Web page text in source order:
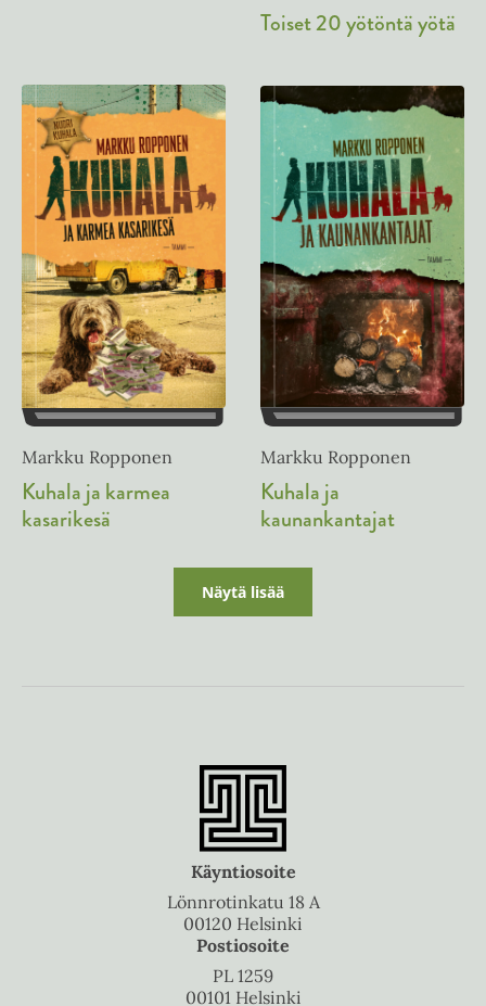
Toiset 20 yötöntä yötä
Markku Ropponen
Kuhala ja karmea
kasarikesä
Markku Ropponen
Kuhala ja
kaunankantajat
Näytä lisää
Käyntiosoite
Lönnrotinkatu 18 A
00120 Helsinki
Postiosoite
PL 1259
00101 Helsinki